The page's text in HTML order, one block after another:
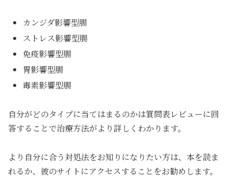
カンジダ影響型腸
ストレス影響型腸
免疫影響型腸
胃影響型腸
毒素影響型腸
自分がどのタイプに当てはまるのかは質問表レビューに回
答することで治療方法がより詳しくわかります。
より自分に合う対処法をお知りになりたい方は、本を読ま
れるか、彼のサイトにアクセスすることをお勧めします。